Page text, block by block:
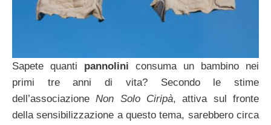
Sapete quanti pannolini consuma un bambino nei
primi tre anni di vita? Secondo le stime
dell’associazioneNon Solo Ciripà, attiva sul fronte
della sensibilizzazione a questo tema, sarebbero circa